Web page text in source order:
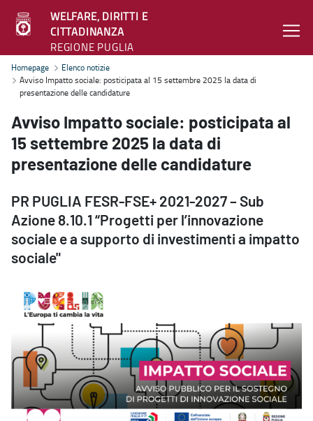
WELFARE, DIRITTI E
CITTADINANZA
REGIONE PUGLIA
Avviso Impatto sociale: posticipata al 15 settembre 2025 la
Homepage
Elenco notizie
Avviso Impatto sociale: posticipata al 15 settembre 2025 la data di
presentazione delle candidature
Avviso Impatto sociale: posticipata al
15 settembre 2025 la data di
presentazione delle candidature
PR PUGLIA FESR-FSE+ 2021-2027 – Sub
Azione 8.10.1 “Progetti per l’innovazione
sociale e a supporto di investimenti a impatto
sociale"